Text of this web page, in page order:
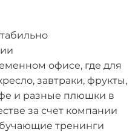
офисе, где для
завтраки, фрукты,
и разные плюшки в
за счет компании
тренинги